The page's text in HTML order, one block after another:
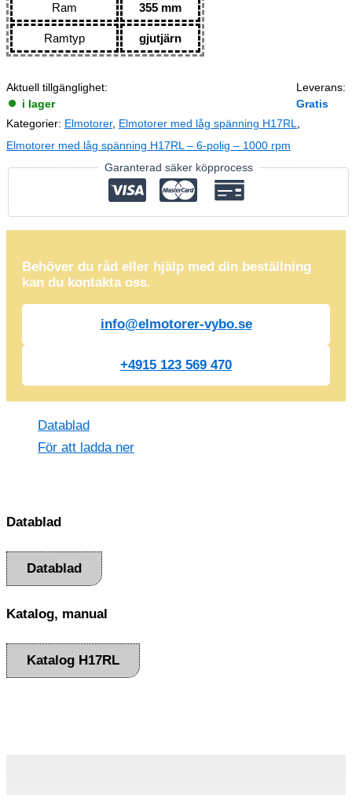
Ram 355 mm
Ramtyp gjutjärn
Aktuell tillgänglighet:
i lager
Leverans:
Gratis
Kategorier: Elmotorer, Elmotorer med låg spänning H17RL
Elmotorer med låg spänning H17RL – 6-polig – 1000 rpm
Garanterad säker köpprocess
Behöver du råd eller hjälp med din beställning
kan du kontakta oss.
info@elmotorer-vybo.se
+4915 123 569 470
Datablad
För att ladda ner
Datablad
Datablad
Katalog, manual
Katalog H17RL